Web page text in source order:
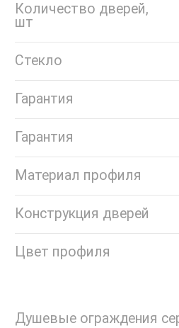
Количество дверей,
шт
Стекло
Гарантия
Гарантия
Материал профиля
Конструкция дверей
Цвет профиля
Душевые ограждения